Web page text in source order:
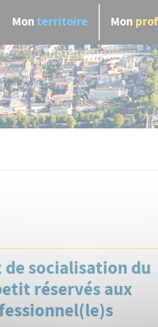
Main navigation
Monterritoire Mon
de socialisation du
réservés aux